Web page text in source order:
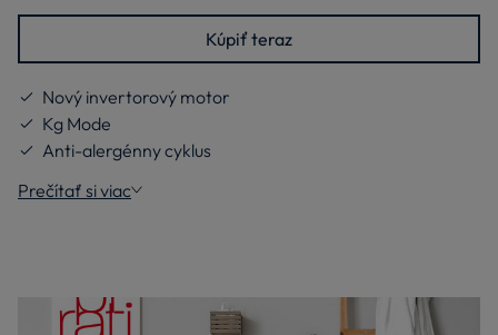
Kúpiť teraz
Nový invertorový motor
Kg Mode
Anti-alergénny cyklus
Prečítať si viac